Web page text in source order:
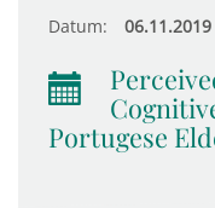
Datum: 06.11.2019
Portugese